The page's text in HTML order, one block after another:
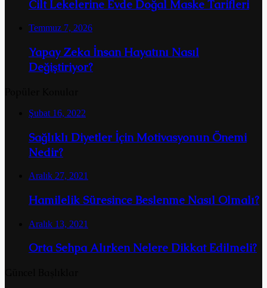
Cilt Lekelerine Evde Doğal Maske Tarifleri
Temmuz 7, 2026
Yapay Zeka İnsan Hayatını Nasıl
Değiştiriyor?
Şubat 16, 2022
Sağlıklı Diyetler İçin Motivasyonun Önemi
Nedir?
Aralık 27, 2021
Hamilelik Süresince Beslenme Nasıl Olmalı?
Aralık 13, 2021
Orta Sehpa Alırken Nelere Dikkat Edilmeli?